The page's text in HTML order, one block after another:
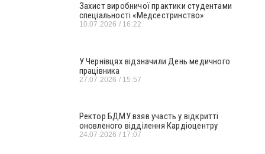
Захист виробничої практики студентами
спеціальності «Медсестринство»
10.07.2026 16:22
У Чернівцях відзначили День медичного
працівника
27.07.2026 15:57
Ректор БДМУ взяв участь у відкритті
оновленого відділення Кардіоцентру
24.07.2026 17:07